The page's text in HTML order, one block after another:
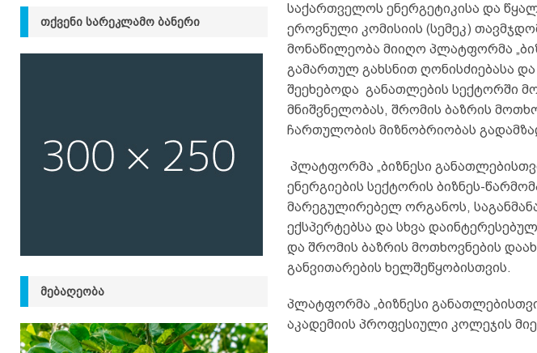
საქართველოს ენერგეტიკისა და
ეროვნული კომისიის (სემეკ)
მონაწილეობა მიიღო პლატფორმა
გამართულ გახსნით ღონისძიებასა
შეეხებოდა განათლების სექტორში
მნიშვნელობას, შრომის ბაზრის
ჩართულობის მიზნობრიობას
პლატფორმა „ბიზნესი
ენერგიების სექტორის ბიზნეს-
მარეგულირებელ ორგანოს,
ექსპერტებსა და სხვა
და შრომის ბაზრის მოთხოვნების
განვითარების ხელშეწყობისთვის.
პლატფორმა „ბიზნესი
აკადემიის პროფესიული კოლეჯის
ᲗᲥᲕᲔᲜᲘ ᲡᲐᲠᲔᲙᲚᲐᲛᲝ ᲑᲐᲜᲔᲠᲘ
ᲛᲔᲑᲐᲦᲔᲝᲑᲐ